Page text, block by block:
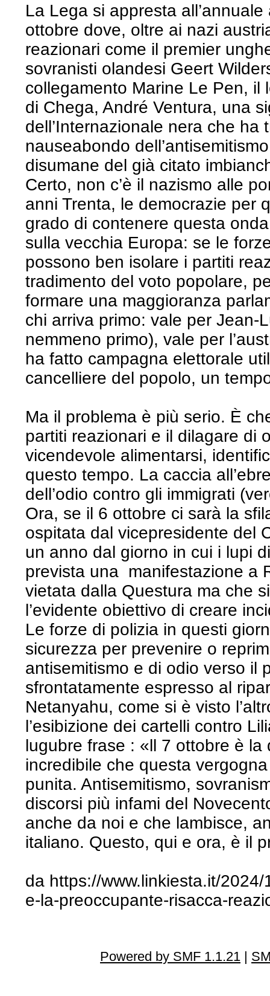
La Lega si appresta
ottobre dove, oltre ai nazi
reazionari come il premier
sovranisti olandesi Geert
collegamento Marine Le Pen, il
di Chega, André Ventura, una
dell’Internazionale nera che
nauseabondo
disumane del già citato
Certo, non c’è il nazismo alle
anni Trenta, le democrazie per
grado di contenere questa
sulla vecchia Europa: se le
possono ben isolare i partiti
tradimento del voto popolare,
formare una maggioranza
chi arriva primo: vale per Jean-
nemmeno primo), vale per
ha fatto campagna elettorale
cancelliere del popolo, un
Ma il problema è più serio. È
partiti reazionari e il dilagare di
vicendevole alimentarsi,
questo tempo. La caccia
dell’odio contro gli immigrati
Ora, se il 6 ottobre ci sarà la
ospitata dal vicepresidente del
un anno dal giorno in cui i lupi
prevista una manifestazione a
vietata dalla Questura ma che
l’evidente obiettivo di creare
Le forze di polizia in questi
sicurezza per prevenire o
antisemitismo e di odio verso il
sfrontatamente espresso al
Netanyahu, come si è visto
l’esibizione dei cartelli contro
lugubre frase : «ll 7 ottobre è
incredibile che questa
punita. Antisemitismo,
discorsi più infami del
anche da noi e che lambisce,
italiano. Questo, qui e ora, è il
da https://www.linkiesta.it/
e-la-preoccupante-risacca-
Powered by SMF 1.1.21 |